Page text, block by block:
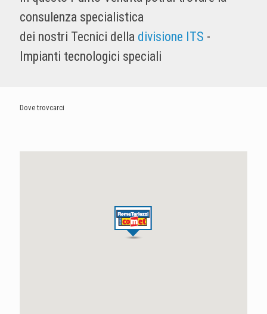
consulenza specialistica
dei nostri Tecnici della divisione ITS -
Impianti tecnologici speciali
Dove trovcarci